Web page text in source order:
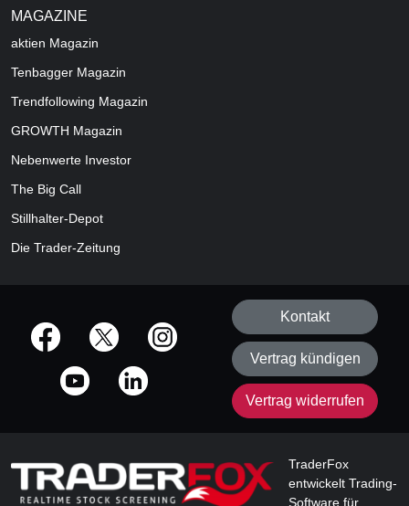
MAGAZINE
aktien Magazin
Tenbagger Magazin
Trendfollowing Magazin
GROWTH Magazin
Nebenwerte Investor
The Big Call
Stillhalter-Depot
Die Trader-Zeitung
offizielle Social Media-Accounts
Kontakt
Vertrag kündigen
Vertrag widerrufen
TraderFox
entwickelt Trading-
Software für